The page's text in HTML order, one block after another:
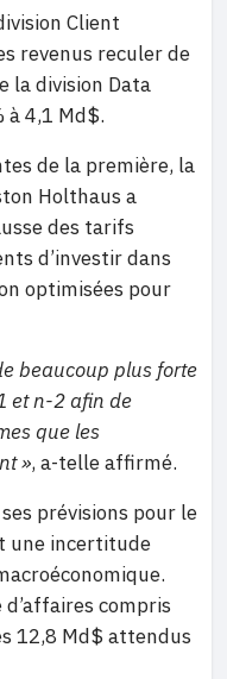
Client
revenus reculer de
la division Data
à 4,1 Md$.
de la première, la
Holthaus a
des tarifs
d’investir dans
optimisées pour
beaucoup plus forte
et n-2 afin de
que les
», a-telle affirmé.
prévisions pour le
une incertitude
compris
12,8 Md$ attendus